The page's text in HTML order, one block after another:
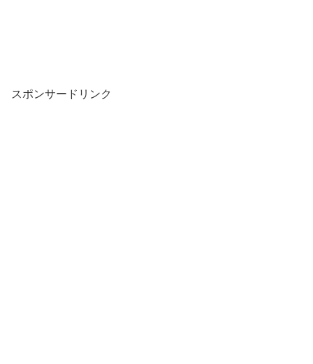
スポンサードリンク